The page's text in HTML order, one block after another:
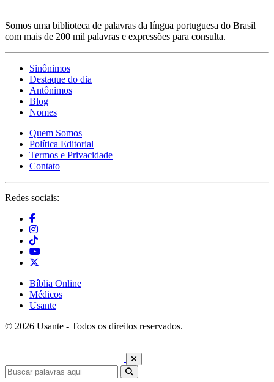
Somos uma biblioteca de palavras da língua portuguesa do Brasil
com mais de 200 mil palavras e expressões para consulta.
Sinônimos
Destaque do dia
Antônimos
Blog
Nomes
Quem Somos
Política Editorial
Termos e Privacidade
Contato
Redes sociais:
Bíblia Online
Médicos
Usante
© 2026 Usante - Todos os direitos reservados.